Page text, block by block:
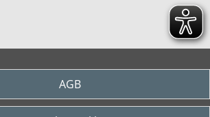
AGB